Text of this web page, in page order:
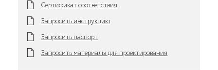
Сертификат соответствия
Запросить инструкцию
Запросить паспорт
Запросить материалы для проектирования